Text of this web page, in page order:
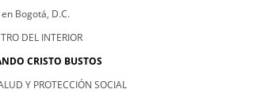
Bogotá, D.C.
DEL INTERIOR
CRISTO BUSTOS
Y PROTECCIÓN SOCIAL